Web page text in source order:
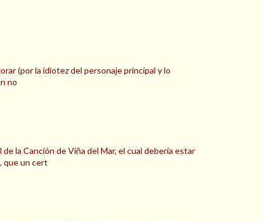
(por la idiotez del personaje principal y lo
no
la Canción de Viña del Mar, el cual debería estar
que un cert